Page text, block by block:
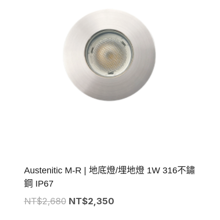
Austenitic M-R | 地底燈/埋地燈 1W 316不鏽
鋼 IP67
NT$2,680 原
NT$2,350目